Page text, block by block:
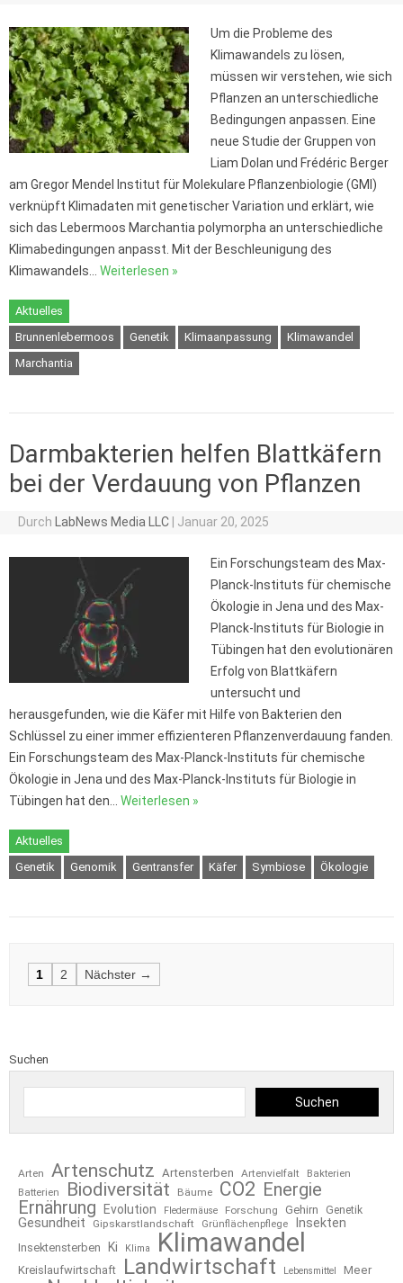
Um die Probleme des
Klimawandels zu lösen,
müssen wir verstehen, wie sich
Pflanzen an unterschiedliche
Bedingungen anpassen. Eine
neue Studie der Gruppen von
Liam Dolan und Frédéric Berger
am Gregor Mendel Institut für Molekulare Pflanzenbiologie (GMI)
verknüpft Klimadaten mit genetischer Variation und erklärt, wie
sich das Lebermoos Marchantia polymorpha an unterschiedliche
Klimabedingungen anpasst. Mit der Beschleunigung des
Klimawandels… Weiterlesen »
Aktuelles
Brunnenlebermoos
Genetik Klimaanpassung
Klimawandel
Marchantia
Darmbakterien helfen Blattkäfern
bei der Verdauung von Pflanzen
Durch LabNews Media LLC Januar 20, 2025
Ein Forschungsteam des Max-
Planck-Instituts für chemische
Ökologie in Jena und des Max-
Planck-Instituts für Biologie in
Tübingen hat den evolutionären
Erfolg von Blattkäfern
untersucht und
herausgefunden, wie die Käfer mit Hilfe von Bakterien den
Schlüssel zu einer immer effizienteren Pflanzenverdauung fanden.
Ein Forschungsteam des Max-Planck-Instituts für chemische
Ökologie in Jena und des Max-Planck-Instituts für Biologie in
Tübingen hat den… Weiterlesen »
Aktuelles
Genetik
Genomik Gentransfer Käfer Symbiose Ökologie
Posts
1 2 Nächster →
Suchen
Suchen
Arten Artenschutz Artensterben Artenvielfalt
Bakterien
Batterien
Biodiversität Bäume CO2 Energie
Ernährung
Evolution Fledermäuse Forschung Gehirn Genetik
Gesundheit Gipskarstlandschaft Grünflächenpflege Insekten
Insektensterben Ki Klima Klimawandel
Kreislaufwirtschaft Landwirtschaft Lebensmittel Meer